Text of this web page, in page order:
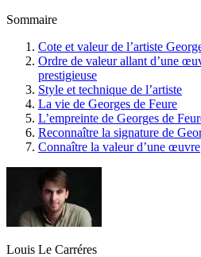
Sommaire
Cote et valeur de l’artiste
Ordre de valeur allant d’une
prestigieuse
Style et technique de l’artiste
La vie de Georges de Feure
L’empreinte de Georges de
Reconnaître la signature de
Connaître la valeur d’une œuvre
Louis Le Carréres